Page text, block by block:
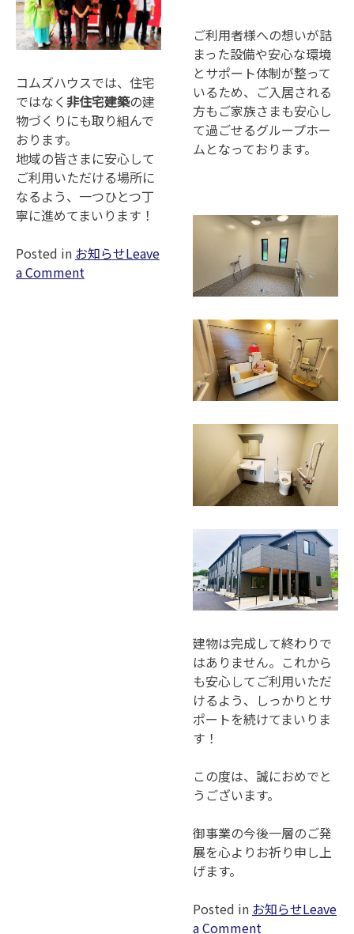
コムズハウスでは、住宅
ではなく非住宅建築の建
物づくりにも取り組んで
おります。
地域の皆さまに安心して
ご利用いただける場所に
なるよう、一つひとつ丁
寧に進めてまいります！
Posted in お知らせLeave
a Comment
ご利用者様への想いが詰
まった設備や安心な環境
とサポート体制が整って
いるため、ご入居される
方もご家族さまも安心し
て過ごせるグループホー
ムとなっております。
建物は完成して終わりで
はありません。これから
も安心してご利用いただ
けるよう、しっかりとサ
ポートを続けてまいりま
す！
この度は、誠におめでと
うございます。
御事業の今後一層のご発
展を心よりお祈り申し上
げます。
Posted in お知らせLeave
a Comment